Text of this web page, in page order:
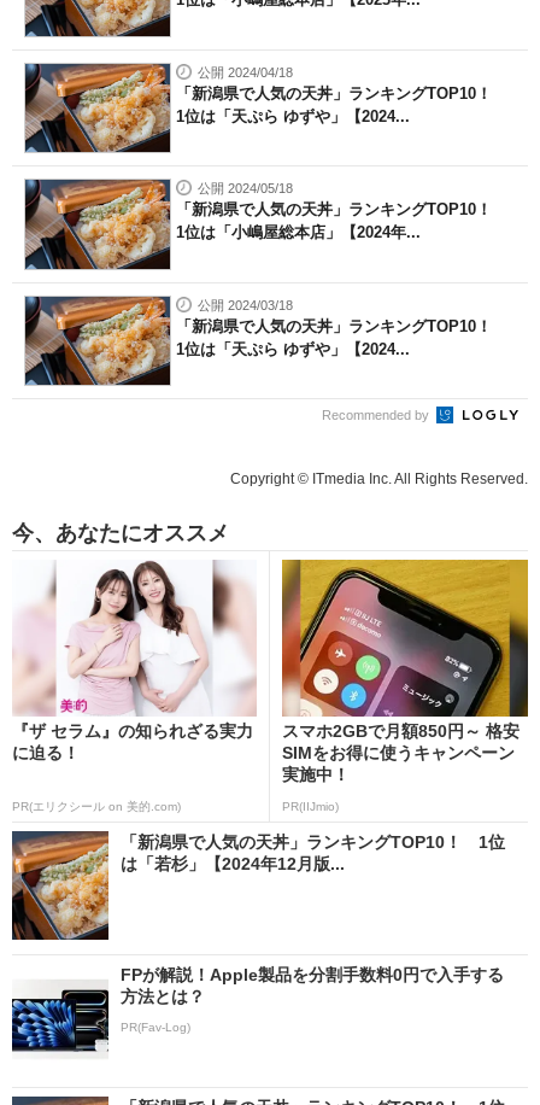
公開 2024/04/18
「新潟県で人気の天丼」ランキングTOP10！
1位は「天ぷら ゆずや」【2024...
公開 2024/05/18
「新潟県で人気の天丼」ランキングTOP10！
1位は「小嶋屋総本店」【2024年...
公開 2024/03/18
「新潟県で人気の天丼」ランキングTOP10！
1位は「天ぷら ゆずや」【2024...
Recommended by
Copyright © ITmedia Inc. All Rights Reserved.
今、あなたにオススメ
『ザ セラム』の知られざる実力
に迫る！
PR(エリクシール on 美的.com)
スマホ2GBで月額850円～ 格安
SIMをお得に使うキャンペーン
実施中！
PR(IIJmio)
「新潟県で人気の天丼」ランキングTOP10！ 1位
は「若杉」【2024年12月版...
FPが解説！Apple製品を分割手数料0円で入手する
方法とは？
PR(Fav-Log)